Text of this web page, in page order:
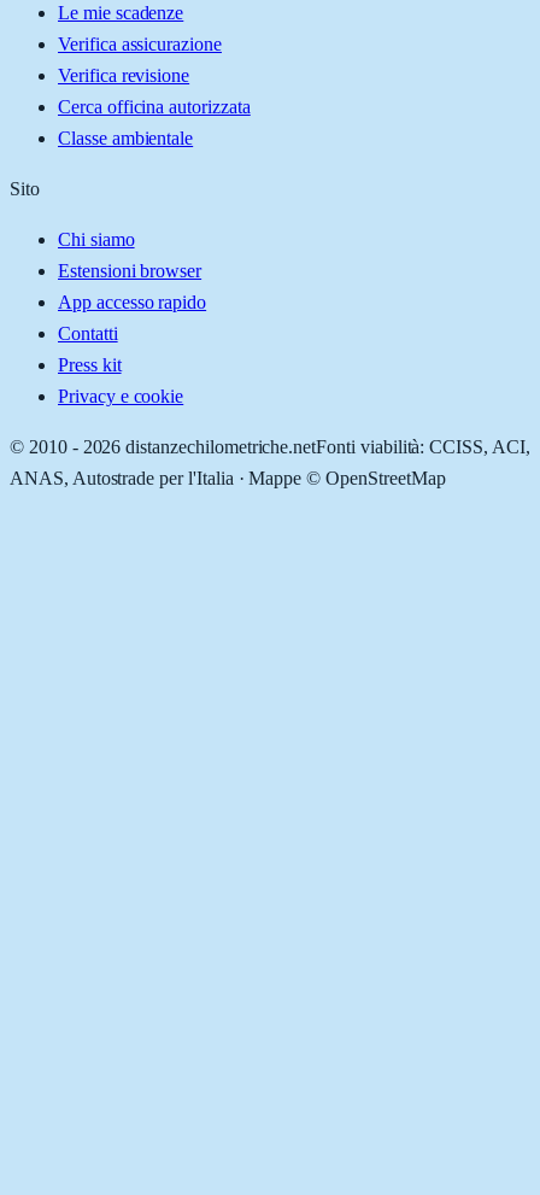
Le mie scadenze
Verifica assicurazione
Verifica revisione
Cerca officina autorizzata
Classe ambientale
Sito
Chi siamo
Estensioni browser
App accesso rapido
Contatti
Press kit
Privacy e cookie
© 2010 - 2026 distanzechilometriche.netFonti viabilità: CCISS, ACI,
ANAS, Autostrade per l'Italia · Mappe © OpenStreetMap